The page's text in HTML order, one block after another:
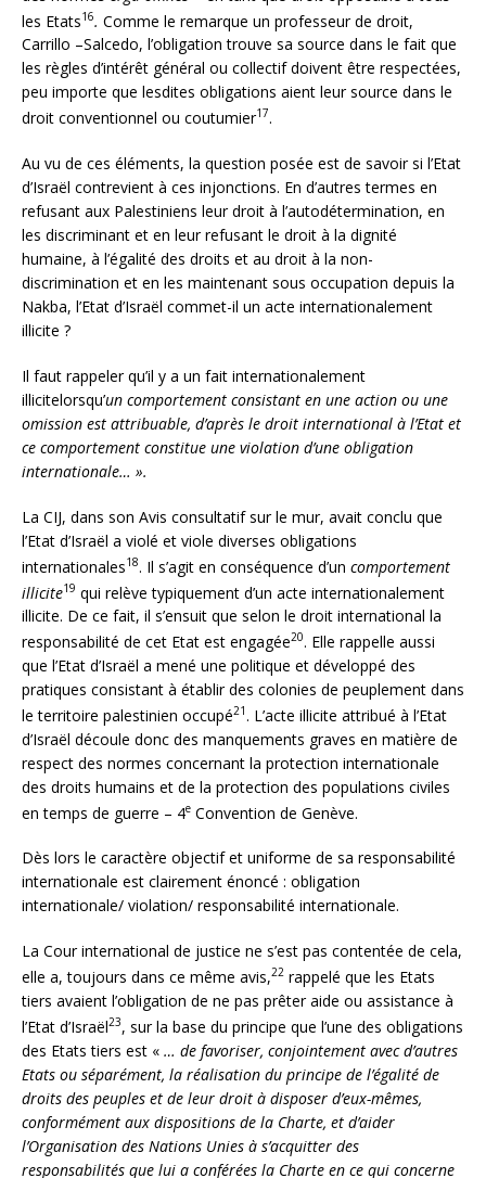
les Etats16. Comme le remarque un professeur de droit,
Carrillo –Salcedo, l’obligation trouve sa source dans le fait que
les règles d’intérêt général ou collectif doivent être respectées,
peu importe que lesdites obligations aient leur source dans le
droit conventionnel ou coutumier17.
Au vu de ces éléments, la question posée est de savoir si l’Etat
d’Israël contrevient à ces injonctions. En d’autres termes en
refusant aux Palestiniens leur droit à l’autodétermination, en
les discriminant et en leur refusant le droit à la dignité
humaine, à l’égalité des droits et au droit à la non-
discrimination et en les maintenant sous occupation depuis la
Nakba, l’Etat d’Israël commet-il un acte internationalement
illicite ?
Il faut rappeler qu’il y a un fait internationalement
illicitelorsqu’un comportement consistant en une action ou une
omission est attribuable, d’après le droit international à l’Etat et
ce comportement constitue une violation d’une obligation
internationale… ».
La CIJ, dans son Avis consultatif sur le mur, avait conclu que
l’Etat d’Israël a violé et viole diverses obligations
internationales18. Il s’agit en conséquence d’un comportement
illicite19 qui relève typiquement d’un acte internationalement
illicite. De ce fait, il s’ensuit que selon le droit international la
responsabilité de cet Etat est engagée20. Elle rappelle aussi
que l’Etat d’Israël a mené une politique et développé des
pratiques consistant à établir des colonies de peuplement dans
le territoire palestinien occupé21 . L’acte illicite attribué à l’Etat
d’Israël découle donc des manquements graves en matière de
respect des normes concernant la protection internationale
des droits humains et de la protection des populations civiles
en temps de guerre – 4e Convention de Genève.
Dès lors le caractère objectif et uniforme de sa responsabilité
internationale est clairement énoncé : obligation
internationale/ violation/ responsabilité internationale.
La Cour international de justice ne s’est pas contentée de cela,
elle a, toujours dans ce même avis,22 rappelé que les Etats
tiers avaient l’obligation de ne pas prêter aide ou assistance à
l’Etat d’Israël23, sur la base du principe que l’une des obligations
des Etats tiers est « … de favoriser, conjointement avec d’autres
Etats ou séparément, la réalisation du principe de l’égalité de
droits des peuples et de leur droit à disposer d’eux-mêmes,
conformément aux dispositions de la Charte, et d’aider
l’Organisation des Nations Unies à s’acquitter des
responsabilités que lui a conférées la Charte en ce qui concerne